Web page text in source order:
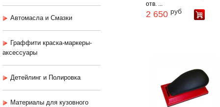
Автомасла и Смазки
Граффити краска-маркеры-
аксессуары
Детейлинг и Полировка
Материалы для кузовного
отв. ...
2 650 руб